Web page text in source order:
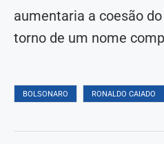
aumentaria a coesão
torno de um nome
BOLSONARO RONALDO CAIADO